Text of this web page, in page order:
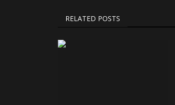
RELATED POSTS